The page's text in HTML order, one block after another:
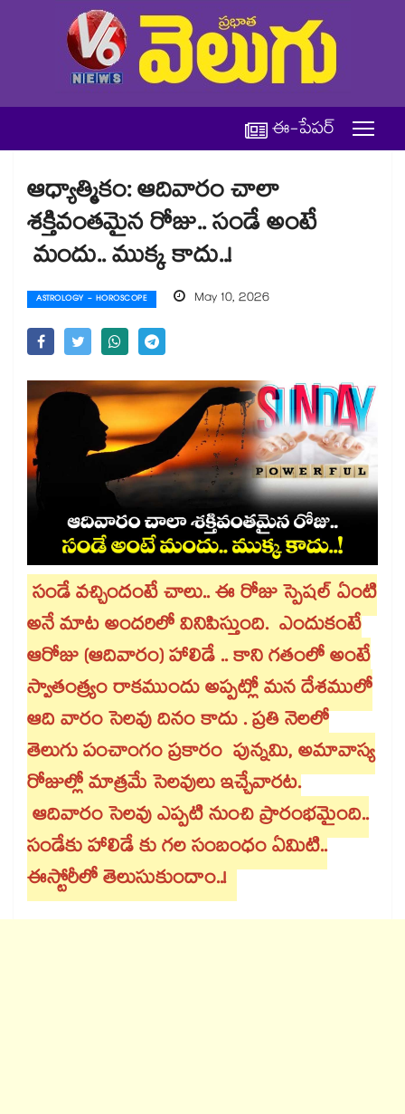
ఈ-పేపర్
ఆధ్యాత్మికం: ఆదివారం చాలా
శక్తివంతమైన రోజు.. సండే అంటే
మందు.. ముక్క కాదు..!
ASTROLOGY - HOROSCOPE May 10, 2026
సండే వచ్చిందంటే చాలు.. ఈ రోజు స్పెషల్​ ఏంటి
అనే మాట అందరిలో వినిపిస్తుంది. ఎందుకంటే
ఆరోజు (ఆదివారం) హాలిడే .. కాని గతంలో అంటే
స్వాతంత్ర్యం రాకముందు అప్పట్లో మన దేశములో
ఆది వారం సెలవు దినం కాదు . ప్రతి నెలలో
తెలుగు పంచాంగం ప్రకారం పున్నమి, అమావాస్య
రోజుల్లో మాత్రమే సెలవులు ఇచ్చేవారట.
ఆదివారం సెలవు ఎప్పటి నుంచి ప్రారంభమైంది..
సండేకు హాలిడే కు గల సంబంధం ఏమిటి..
ఈస్టోరీలో తెలుసుకుందాం..!